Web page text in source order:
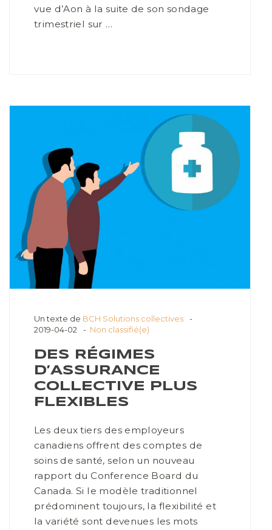
vue d’Aon à la suite de son sondage
trimestriel sur …
Un texte de BCH Solutions collectives
2019-04-02
Non classifié(e)
DES RÉGIMES
D’ASSURANCE
COLLECTIVE PLUS
FLEXIBLES
Les deux tiers des employeurs
canadiens offrent des comptes de
soins de santé, selon un nouveau
rapport du Conference Board du
Canada. Si le modèle traditionnel
prédominent toujours, la flexibilité et
la variété sont devenues les mots